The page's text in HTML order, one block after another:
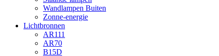
Wandlampen Buiten
Zonne-energie
Lichtbronnen
AR111
AR70
B15D